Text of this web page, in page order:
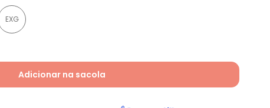
EXG
Adicionar na sacola